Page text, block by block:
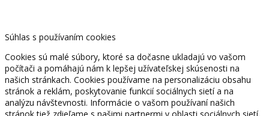
Súhlas s používaním cookies
Cookies sú malé súbory, ktoré sa dočasne ukladajú vo vašom
počítači a pomáhajú nám k lepšej užívateľskej skúsenosti na
našich stránkach. Cookies používame na personalizáciu obsahu
stránok a reklám, poskytovanie funkcií sociálnych sietí a na
analýzu návštevnosti. Informácie o vašom používaní našich